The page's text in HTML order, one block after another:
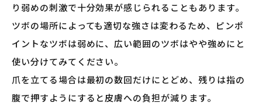
り弱めの刺激で十分効果が感じられることもあります。
ツボの場所によっても適切な強さは変わるため、ピンポ
イントなツボは弱めに、広い範囲のツボはやや強めにと
使い分けてみてください。
爪を立てる場合は最初の数回だけにとどめ、残りは指の
腹で押すようにすると皮膚への負担が減ります。